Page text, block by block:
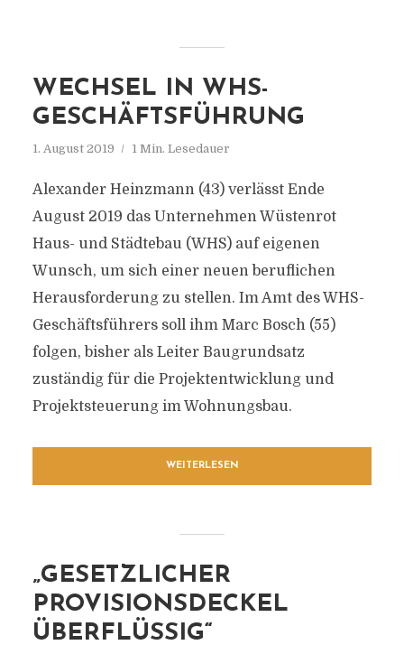
WECHSEL IN WHS-
GESCHÄFTSFÜHRUNG
1. August 2019 1 Min. Lesedauer
Alexander Heinzmann (43) verlässt Ende
August 2019 das Unternehmen Wüstenrot
Haus- und Städtebau (WHS) auf eigenen
Wunsch, um sich einer neuen beruflichen
Herausforderung zu stellen. Im Amt des WHS-
Geschäftsführers soll ihm Marc Bosch (55)
folgen, bisher als Leiter Baugrundsatz
zuständig für die Projektentwicklung und
Projektsteuerung im Wohnungsbau.
WEITERLESEN
„GESETZLICHER
PROVISIONSDECKEL
ÜBERFLÜSSIG“